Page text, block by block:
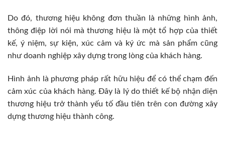
Do đó, thương hiệu không đơn thuần là những hình ảnh,
thông điệp lời nói mà thương hiệu là một tổ hợp của thiết
kế, ý niệm, sự kiện, xúc cảm và ký ức mà sản phẩm cũng
như doanh nghiệp xây dựng trong lòng của khách hàng.
Hình ảnh là phương pháp rất hữu hiệu để có thể chạm đến
cảm xúc của khách hàng. Đây là lý do thiết kế bộ nhận diện
thương hiệu trở thành yếu tố đầu tiên trên con đường xây
dựng thương hiệu thành công.